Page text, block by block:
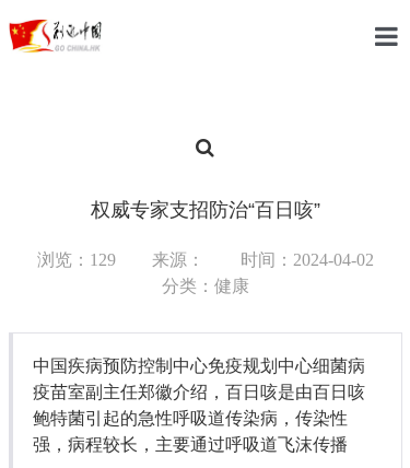
教育
体育
权威专家支招防治“百日咳”
浏览：129 来源：
时间：2024-04-02
分类：健康
中国疾病预防控制中心免疫规划中心细菌病
疫苗室副主任郑徽介绍，百日咳是由百日咳
鲍特菌引起的急性呼吸道传染病，传染性
强，病程较长，主要通过呼吸道飞沫传播